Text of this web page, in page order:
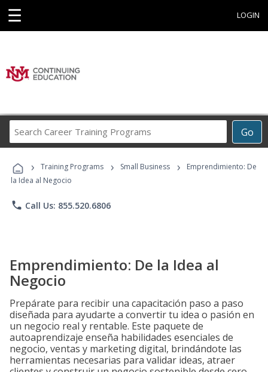
☰ LOGIN
Go
Career
Programs
› Training Programs › Small Business ›
Emprendimiento: De
la Idea al Negocio
phone Call Us: 855.520.6806
Emprendimiento: De la Idea al
Negocio
Prepárate para recibir una capacitación paso a paso
diseñada para ayudarte a convertir tu idea o pasión en
un negocio real y rentable. Este paquete de
autoaprendizaje enseña habilidades esenciales de
negocio, ventas y marketing digital, brindándote las
herramientas necesarias para validar ideas, atraer